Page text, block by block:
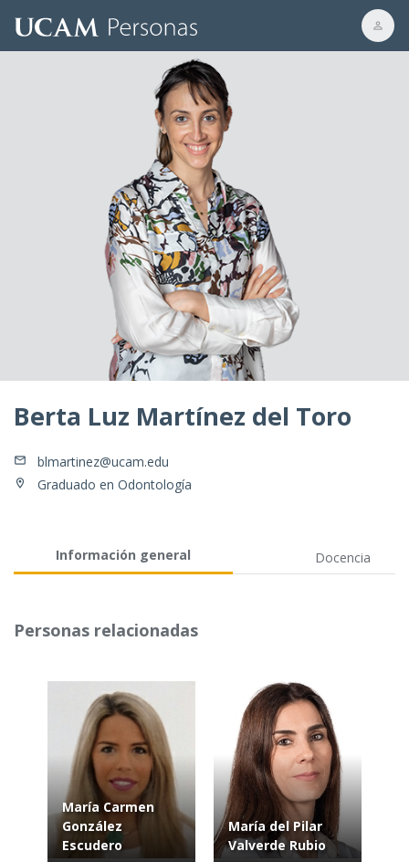
Berta Luz Martínez del Toro
blmartinez@ucam.edu
Graduado en Odontología
Información general Docencia
Personas relacionadas
María Carmen
González
Escudero
María del Pilar
Valverde Rubio